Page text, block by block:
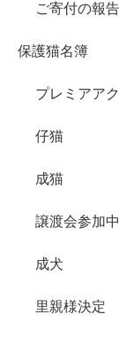
ご寄付の報告
保護猫名簿
プレミアア
仔猫
成猫
譲渡会参加中
成犬
里親様決定